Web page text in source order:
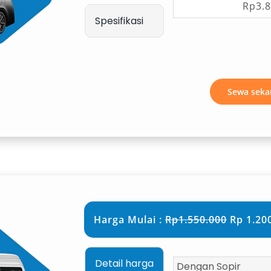
medan yang lebih menantang.
layanan rental mobil biasanya
Spesifikasi
Sewa
Harga Mulai :Rp1.550.000Rp
Detail harga Dengan Sopir